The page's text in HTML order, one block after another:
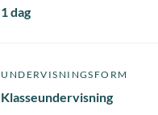
1 dag
UNDERVISNINGSFORM
Klasseundervisning